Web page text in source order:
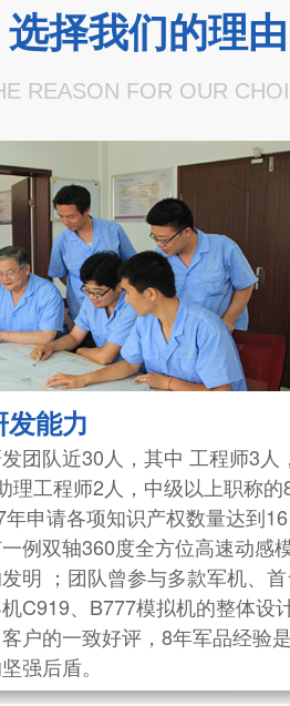
选择我们的理由
REASON FOR OUR
02 公司拥有 精密设备
毫米，测量精度高
AS9100C 标准化质
2009标准质量管理体
设计、加工、制造、
的科技型企业，8年
神。
络
广平台全方位展开线上销售，
下渠道，合作客户辐射 ，涉及
、设计院、航空院校、传统航空
全产业链等等。
部分”为宗旨。坚持做
心，全心全意为用户服
的隐私，不断提升服务
能力
团队近30人，其中 工程师3人
理工程师2人，中级以上职称的
年申请各项知识产权数量达到16
例双轴360度全方位高速动感
明 ；团队曾参与多款军机、
C919、B777模拟机的整体设
户的一致好评，8年军品经验
强后盾。
的制造工艺
公司拥有 精密设备63台，加工
毫米，测量精度高达2~3微米；
AS9100C 标准化质量管理体系
2009标准质量管理体系 等等，
设计、加工、制造、装配、喷
的科技型企业，8年的军工标准
神。
的销售网络
在六大推广平台全方位展开线上销
区域布局线下渠道，合作客户辐射
、强度所、设计院、航空院校、传
航空文化全产业链等等。
坚持做
为用户服
提升服务